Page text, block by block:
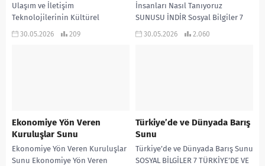
Ulaşım ve İletişim
Teknolojilerinin Kültürel
Etkileşimdeki Rolü Sunu 6.Sınıf
30.05.2026 209
İnsanları Nasıl Tanıyoruz
SUNUSU İNDİR Sosyal Bilgiler 7
Küresel Bağlantılar Sunuları
30.05.2026 2.060
Ekonomiye Yön Veren
Kuruluşlar Sunu
Ekonomiye Yön Veren Kuruluşlar
Sunu Ekonomiye Yön Veren
Türkiye’de ve Dünyada Barış
Sunu
Türkiye’de ve Dünyada Barış Sunu
SOSYAL BİLGİLER 7 TÜRKİYE’DE VE